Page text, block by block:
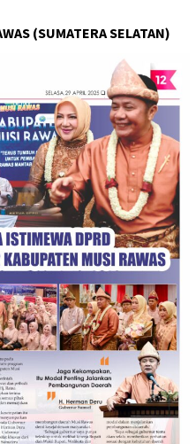
(SUMATERA SELATAN)